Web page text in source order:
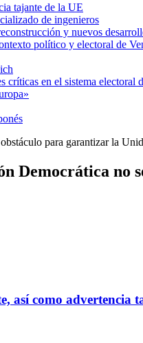
tajante de la UE
de ingenieros
y nuevos
político y electoral de
críticas en el sistema electoral
para garantizar la
Democrática no
así como advertencia